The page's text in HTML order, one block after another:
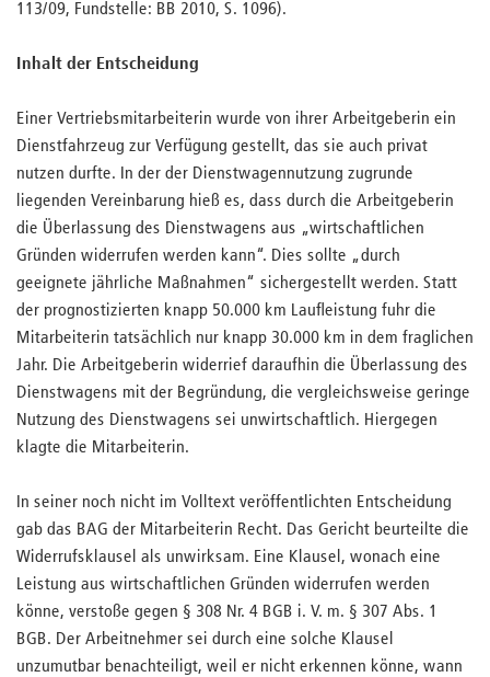
113/09, Fundstelle: BB 2010, S. 1096).
Inhalt der Entscheidung
Einer Vertriebsmitarbeiterin wurde von ihrer Arbeitgeberin ein
Dienstfahrzeug zur Verfügung gestellt, das sie auch privat
nutzen durfte. In der der Dienstwagennutzung zugrunde
liegenden Vereinbarung hieß es, dass durch die Arbeitgeberin
die Überlassung des Dienstwagens aus „wirtschaftlichen
Gründen widerrufen werden kann“. Dies sollte „durch
geeignete jährliche Maßnahmen“ sichergestellt werden. Statt
der prognostizierten knapp 50.000 km Laufleistung fuhr die
Mitarbeiterin tatsächlich nur knapp 30.000 km in dem fraglichen
Jahr. Die Arbeitgeberin widerrief daraufhin die Überlassung des
Dienstwagens mit der Begründung, die vergleichsweise geringe
Nutzung des Dienstwagens sei unwirtschaftlich. Hiergegen
klagte die Mitarbeiterin.
In seiner noch nicht im Volltext veröffentlichten Entscheidung
gab das BAG der Mitarbeiterin Recht. Das Gericht beurteilte die
Widerrufsklausel als unwirksam. Eine Klausel, wonach eine
Leistung aus wirtschaftlichen Gründen widerrufen werden
könne, verstoße gegen § 308 Nr. 4 BGB i. V. m. § 307 Abs. 1
BGB. Der Arbeitnehmer sei durch eine solche Klausel
unzumutbar benachteiligt, weil er nicht erkennen könne, wann